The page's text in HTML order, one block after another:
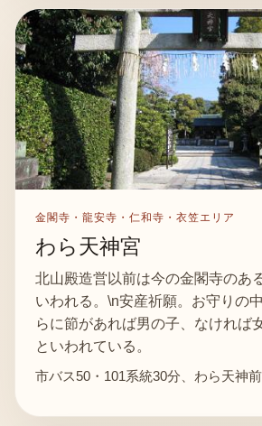
金閣寺・龍安寺・仁和寺・衣笠エリア
わら天神宮
北山殿造営以前は今の金閣寺のあ
いわれる。\n安産祈願。お守りの
らに節があれば男の子、なければ
といわれている。
市バス50・101系統30分、わら天神